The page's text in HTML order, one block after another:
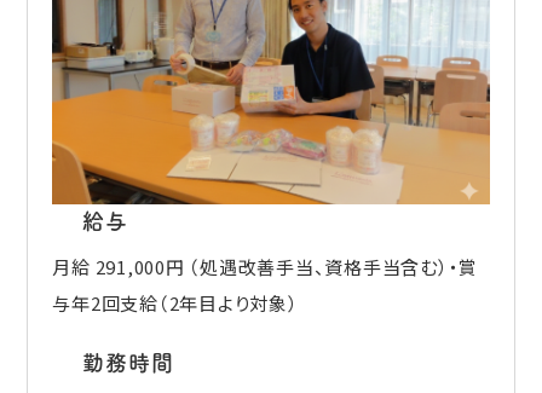
給与
月給 291,000円 （処遇改善手当、資格手当含む）・賞
与年2回支給（2年目より対象）
勤務時間